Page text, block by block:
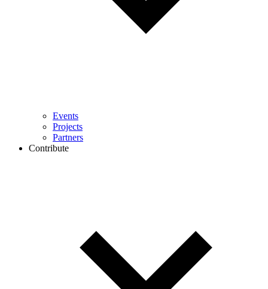
Events
Projects
Partners
Contribute